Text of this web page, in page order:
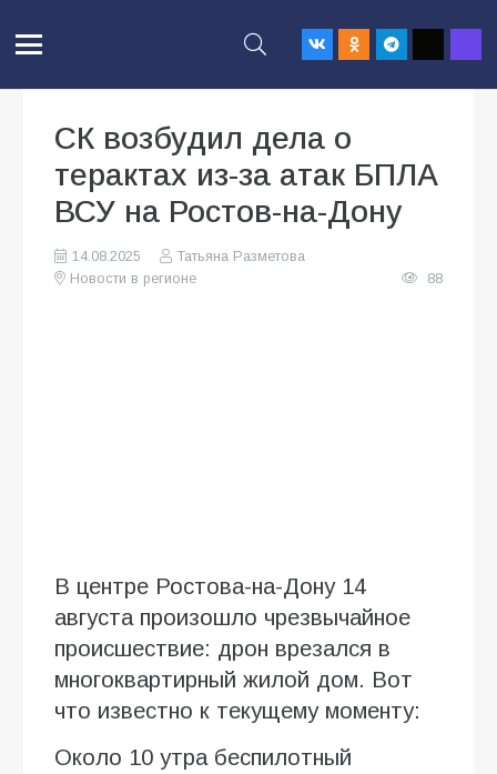
СК возбудил дела о
терактах из-за атак БПЛА
ВСУ на Ростов-на-Дону
14.08.2025
Татьяна Разметова
Новости в регионе
88
В центре Ростова-на-Дону 14
августа произошло чрезвычайное
происшествие: дрон врезался в
многоквартирный жилой дом. Вот
что известно к текущему моменту:
Около 10 утра беспилотный